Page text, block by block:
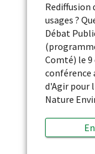
Rediffusion
usages ?
Débat
Comté) le 9
conférence
d'Agir pour
Nature